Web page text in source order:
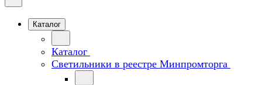
Каталог
Каталог
Светильники в реестре Минпромторга